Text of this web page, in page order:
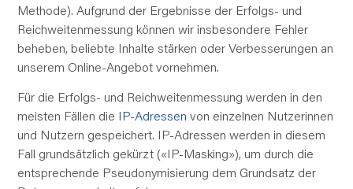
Methode). Aufgrund der Ergebnisse der Erfolgs- und
Reichweitenmessung können wir insbesondere Fehler
beheben, beliebte Inhalte stärken oder Verbesserungen an
unserem Online-Angebot vornehmen.
Für die Erfolgs- und Reichweitenmessung werden in den
meisten Fällen die IP-Adressen von einzelnen Nutzerinnen
und Nutzern gespeichert. IP-Adressen werden in diesem
Fall grundsätzlich gekürzt («IP-Masking»), um durch die
entsprechende Pseudonymisierung dem Grundsatz der